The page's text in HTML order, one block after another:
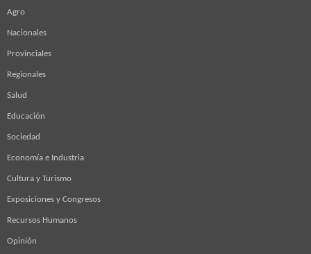
Agro
Nacionales
Provinciales
Regionales
Salud
Educación
Sociedad
Economía e Industria
Cultura y Turismo
Exposiciones y Congresos
Recursos Humanos
Opinión